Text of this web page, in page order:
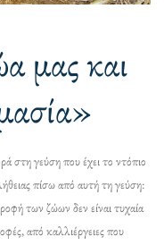
μας και
στη γεύση που έχει το ντόπιο
πίσω από αυτή τη γεύση:
των ζώων δεν είναι τυχαία
από καλλιέργειες που